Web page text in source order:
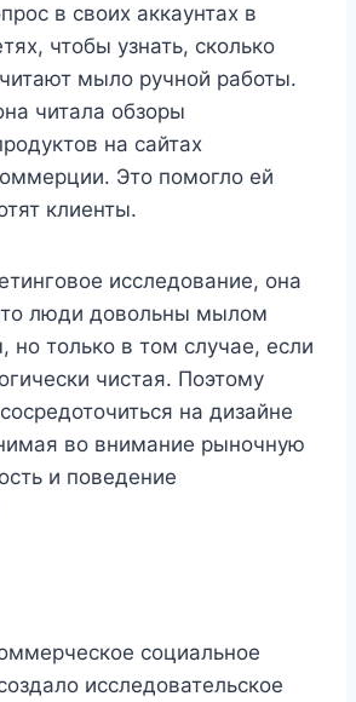
в своих аккаунтах в
чтобы узнать, сколько
мыло ручной работы.
читала обзоры
на сайтах
Это помогло ей
клиенты.
исследование, она
люди довольны мылом
но только в том случае, если
чистая. Поэтому
на дизайне
во внимание рыночную
и поведение
социальное
исследовательское